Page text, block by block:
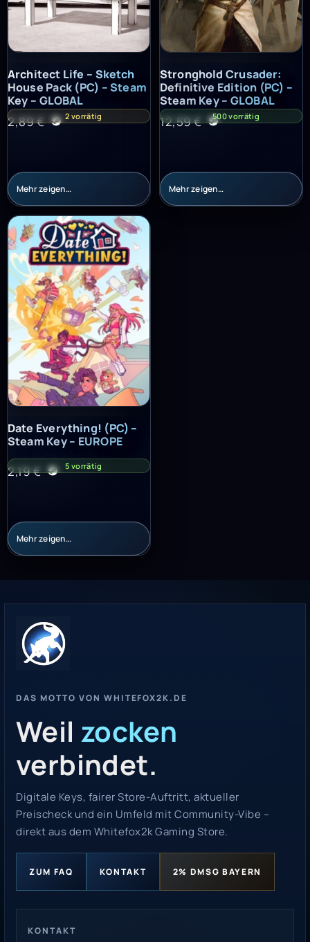
Architect Life – Sketch House Pack (PC) – Steam Key – GLOBAL
Architect Life – Sketch
House Pack (PC) – Steam
Key – GLOBAL
2,89€ 2 vorrätig
Mehr zeigen…
Stronghold Crusader: Definitive
Stronghold Crusader:
Definitive Edition (PC) –
Steam Key – GLOBAL
12,59€ 500 vorrätig
Mehr zeigen…
Date Everything! (PC) – Steam Key – EUROPE
Date Everything! (PC) –
Steam Key – EUROPE
2,19€ 5 vorrätig
Mehr zeigen…
DAS MOTTO VON WHITEFOX2K.DE
Weil zocken
verbindet.
Digitale Keys, fairer Store-Auftritt, aktueller
Preischeck und ein Umfeld mit Community-Vibe –
direkt aus dem Whitefox2k Gaming Store.
ZUM FAQ KONTAKT 2% DMSG BAYERN
KONTAKT